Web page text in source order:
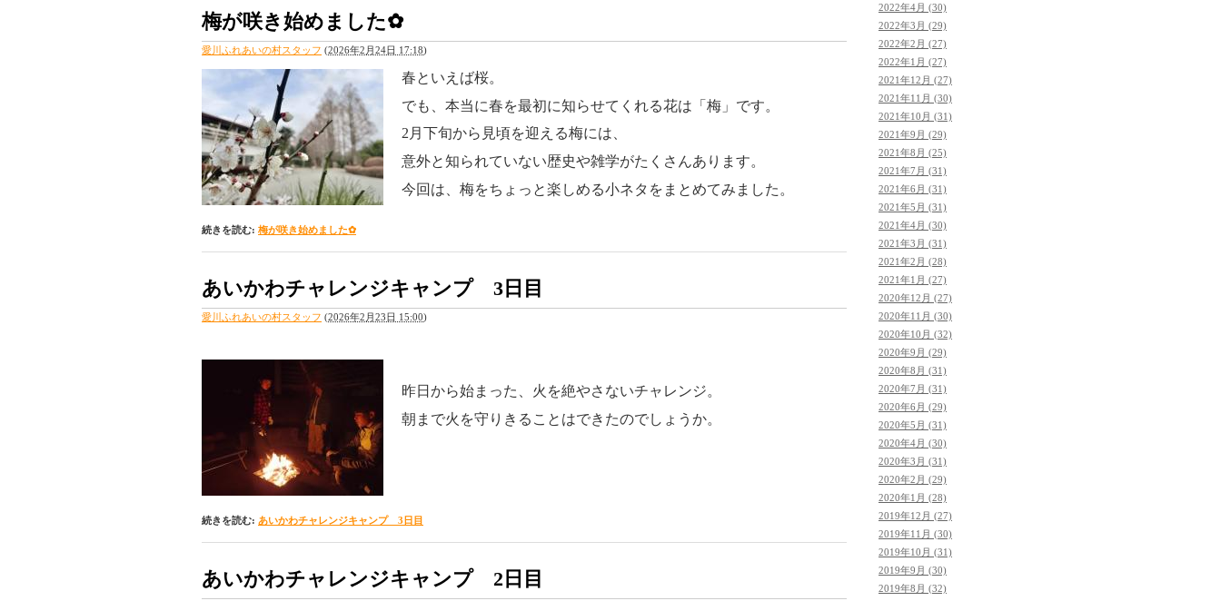
梅が咲き始めました✿
愛川ふれあいの村スタッフ (2026年2月24日 17:18)
春といえば桜。
でも、本当に春を最初に知らせてくれる花は「梅」です。
2月下旬から見頃を迎える梅には、
意外と知られていない歴史や雑学がたくさんあります。
今回は、梅をちょっと楽しめる小ネタをまとめてみました。
続きを読む: 梅が咲き始めました✿
あいかわチャレンジキャンプ 3日目
愛川ふれあいの村スタッフ (2026年2月23日 15:00)
昨日から始まった、火を絶やさないチャレンジ。
朝まで火を守りきることはできたのでしょうか。
続きを読む: あいかわチャレンジキャンプ 3日目
あいかわチャレンジキャンプ 2日目
2022年4月 (30)
2022年3月 (29)
2022年2月 (27)
2022年1月 (27)
2021年12月 (27)
2021年11月 (30)
2021年10月 (31)
2021年9月 (29)
2021年8月 (25)
2021年7月 (31)
2021年6月 (31)
2021年5月 (31)
2021年4月 (30)
2021年3月 (31)
2021年2月 (28)
2021年1月 (27)
2020年12月 (27)
2020年11月 (30)
2020年10月 (32)
2020年9月 (29)
2020年8月 (31)
2020年7月 (31)
2020年6月 (29)
2020年5月 (31)
2020年4月 (30)
2020年3月 (31)
2020年2月 (29)
2020年1月 (28)
2019年12月 (27)
2019年11月 (30)
2019年10月 (31)
2019年9月 (30)
2019年8月 (32)